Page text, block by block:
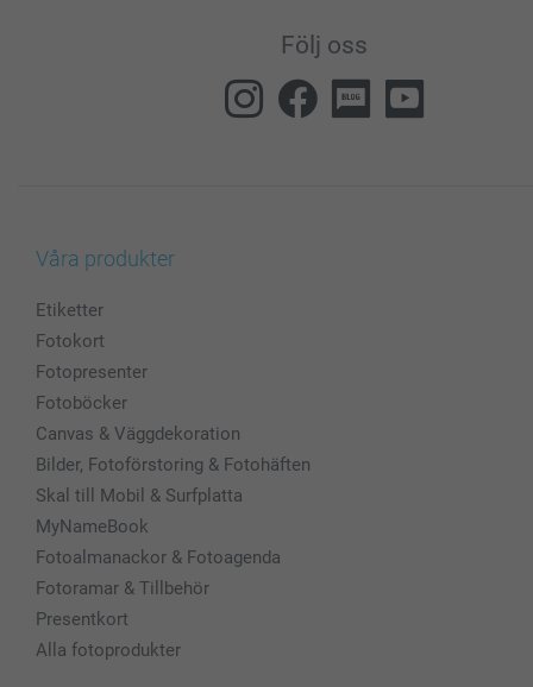
Följ oss
Våra produkter
Etiketter
Fotokort
Fotopresenter
Fotoböcker
Canvas & Väggdekoration
Bilder, Fotoförstoring & Fotohäften
Skal till Mobil & Surfplatta
MyNameBook
Fotoalmanackor & Fotoagenda
Fotoramar & Tillbehör
Presentkort
Alla fotoprodukter